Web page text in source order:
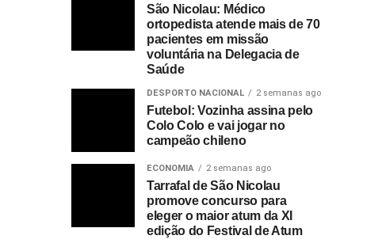
São Nicolau: Médico
ortopedista atende mais de 70
pacientes em missão
voluntária na Delegacia de
Saúde
DESPORTO NACIONAL 2 semanas ago
Futebol: Vozinha assina pelo
Colo Colo e vai jogar no
campeão chileno
ECONOMIA 2 semanas ago
Tarrafal de São Nicolau
promove concurso para
eleger o maior atum da XI
edição do Festival de Atum